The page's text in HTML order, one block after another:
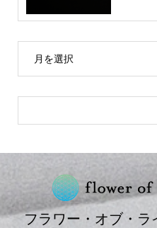
月を選択
フラワー・オブ・